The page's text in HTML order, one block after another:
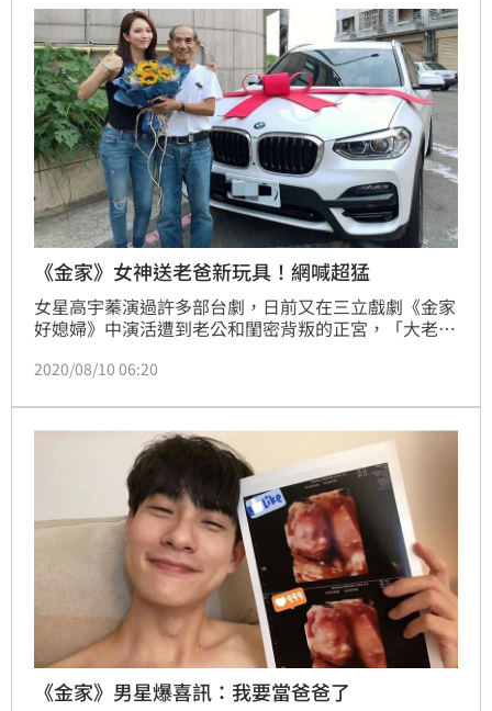
5億佳績。
《金家》女神送老爸新玩具！網喊超猛
女星高宇蓁演過許多部台劇，日前又在三立戲劇《金家
好媳婦》中演活遭到老公和閨密背叛的正宮，「大老婆
相當凍齡，讓網友十分稱羨。而日前甫過父親節，高宇
高達259萬。
2020/08/10 06:20
《金家》男星爆喜訊：我要當爸爸了